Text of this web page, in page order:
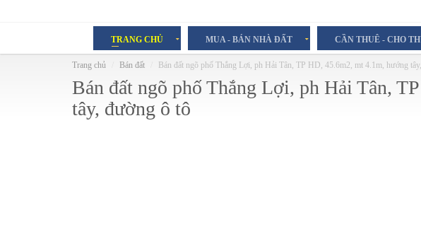
TRANG CHỦ MUA - BÁN NHÀ ĐẤT CẦN THUÊ - CHO
Trang chủ Bán đất Bán đất ngõ phố Thắng Lợi, ph Hải Tân, TP HD, 45.6m2, mt 4.1m, hướng
Bán đất ngõ phố Thắng Lợi, ph Hải Tân,
tây, đường ô tô